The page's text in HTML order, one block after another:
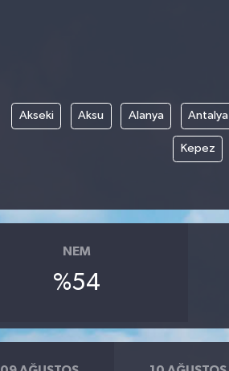
Akseki Aksu Alanya Antalya
Kepez
NEM
%54